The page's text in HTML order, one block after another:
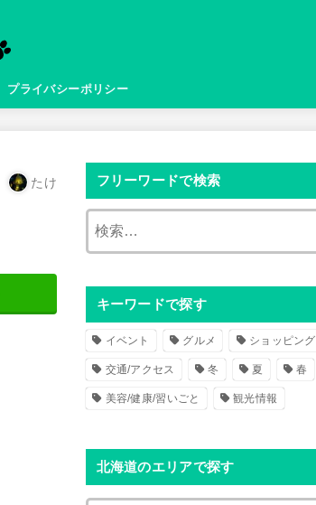
プライバシーポリシー
たけ フリーワードで検索
キーワードで探す
イベント グルメ ショッピング
交通/アクセス 冬 夏 春
美容/健康/習いごと 観光情報
北海道のエリアで探す